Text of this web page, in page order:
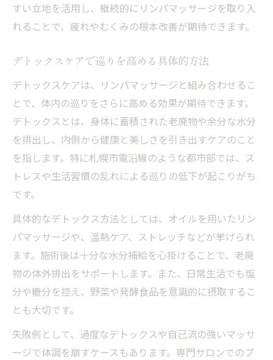
すい立地を活用し、継続的にリンパマッサージを取り入
れることで、疲れやむくみの根本改善が期待できます。
デトックスケアで巡りを高める具体的方法
デトックスケアは、リンパマッサージと組み合わせるこ
とで、体内の巡りをさらに高める効果が期待できます。
デトックスとは、身体に蓄積された老廃物や余分な水分
を排出し、内側から健康と美しさを引き出すケアのこと
を指します。特に札幌市電沿線のような都市部では、ス
トレスや生活習慣の乱れによる巡りの低下が起こりがち
です。
具体的なデトックス方法としては、オイルを用いたリン
パマッサージや、温熱ケア、ストレッチなどが挙げられ
ます。施術後は十分な水分補給を心掛けることで、老廃
物の体外排出をサポートします。また、日常生活でも塩
分や糖分を控え、野菜や発酵食品を意識的に摂取するこ
とも大切です。
失敗例として、過度なデトックスや自己流の強いマッサ
ージで体調を崩すケースもあります。専門サロンでのプ